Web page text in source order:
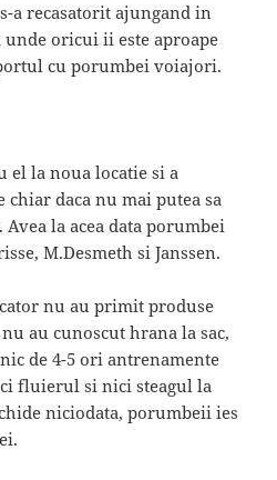
a recasatorit ajungand in
oricui ii este aproape
cu porumbei voiajori.
el la noua locatie si a
chiar daca nu mai putea sa
la acea data porumbei
M.Desmeth si Janssen.
nu au primit produse
au cunoscut hrana la sac,
de 4-5 ori antrenamente
fluierul si nici steagul la
niciodata, porumbeii ies